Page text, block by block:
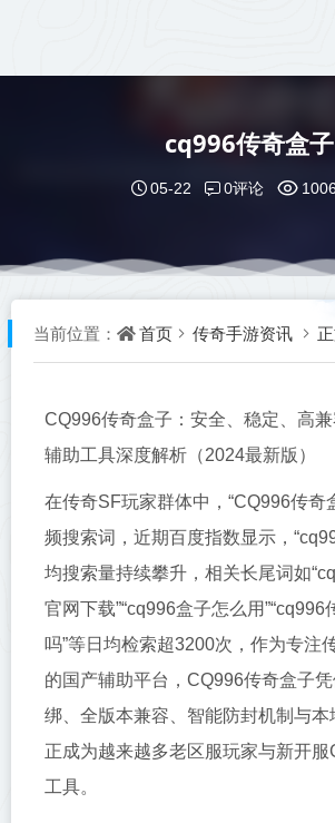
cq996传奇盒子
05-22 0评论
当前位置： 首页 传奇手游资讯
CQ996传奇盒子：安全、稳定、高
辅助工具深度解析（2024最新版）
在传奇SF玩家群体中，“CQ996传奇
频搜索词，近期百度指数显示，
均搜索量持续攀升，相关长尾词如
官网下载”“cq996盒子怎么用”“cq996
吗”等日均检索超3200次，作为专注
的国产辅助平台，CQ996传奇盒子
绑、全版本兼容、智能防封机制与本
正成为越来越多老区服玩家与新开服
工具。